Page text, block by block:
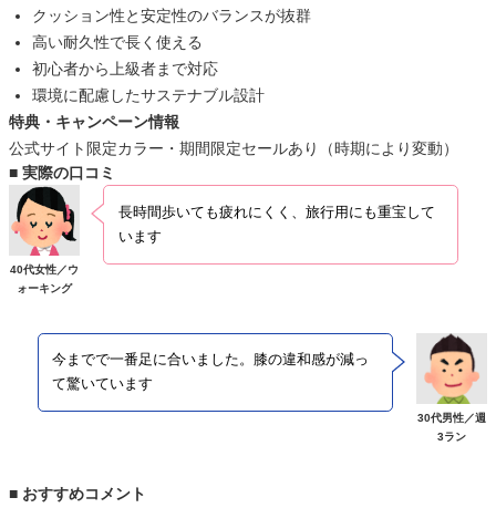
クッション性と安定性のバランスが抜群
高い耐久性で長く使える
初心者から上級者まで対応
環境に配慮したサステナブル設計
特典・キャンペーン情報
公式サイト限定カラー・期間限定セールあり（時期により変動）
■ 実際の口コミ
40代女性／ウ
ォーキング
長時間歩いても疲れにくく、旅行用にも重宝して
います
30代男性／週
3ラン
今までで一番足に合いました。膝の違和感が減っ
て驚いています
■ おすすめコメント